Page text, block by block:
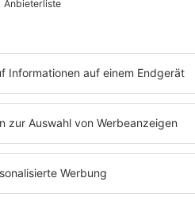
im Binnenschifffahrtsrecht eine
Versicherungssumme, die
ein Schaden wahrscheinlich
der Steuerfrau
während des Unglücks
im Jahr 2020